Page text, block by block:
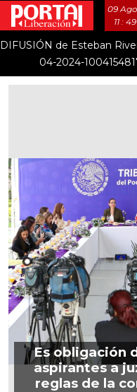
09
11 :
DIFUSIÓN de Esteban
04-2024-
Es obligación
aspirantes a
reglas de la